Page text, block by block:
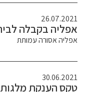
26.07.2021
אפליה בקבלה
אפליה אסורה עמותת
30.06.2021
טקס הענקת